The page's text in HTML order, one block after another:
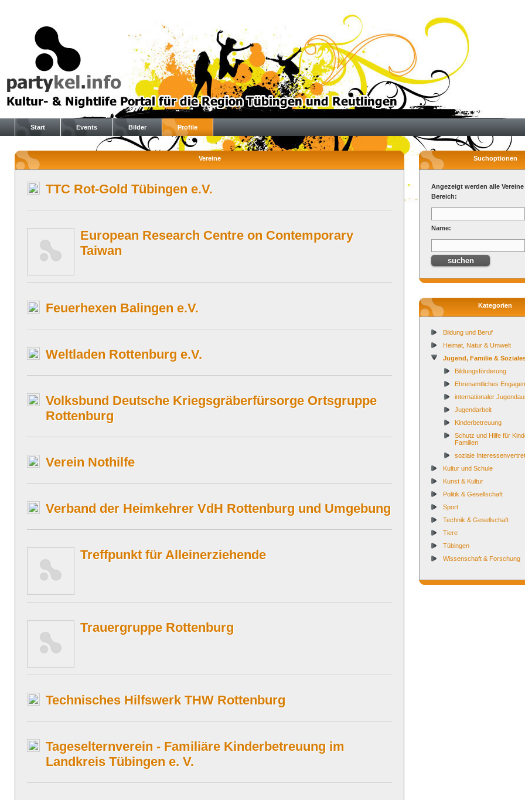
Start Events Bilder Profile
Vereine
TTC Rot-Gold Tübingen e.V.
European Research Centre on Contemporary
Taiwan
Feuerhexen Balingen e.V.
Weltladen Rottenburg e.V.
Volksbund Deutsche Kriegsgräberfürsorge Ortsgruppe
Rottenburg
Verein Nothilfe
Verband der Heimkehrer VdH Rottenburg und Umgebung
Treffpunkt für Alleinerziehende
Trauergruppe Rottenburg
Technisches Hilfswerk THW Rottenburg
Tageselternverein - Familiäre Kinderbetreuung im
Landkreis Tübingen e. V.
Suchoptionen
Angezeigt werden alle
Bereich:
Name:
Kategorien
Bildung und Beruf
Heimat, Natur & Umwelt
Jugend, Familie &
Bildungsförderung
Ehrenamtliches
internationaler
Jugendarbeit
Kinderbetreuung
Schutz und Hilfe für
Familien
soziale
Kultur und Schule
Kunst & Kultur
Politik & Gesellschaft
Sport
Technik & Gesellschaft
Tiere
Tübingen
Wissenschaft & Forschung